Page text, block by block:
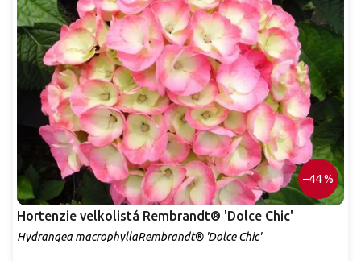
–44 %
Hortenzie velkolistá Rembrandt® 'Dolce Chic'
Hydrangea macrophyllaRembrandt® 'Dolce Chic'